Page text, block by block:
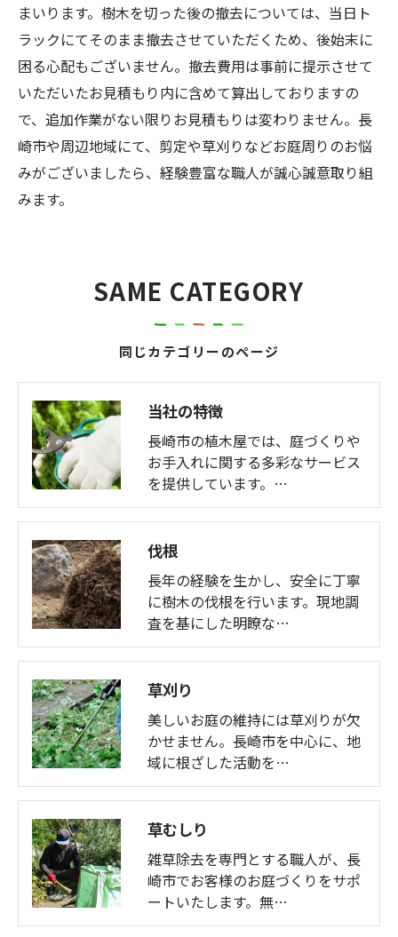
まいります。樹木を切った後の撤去については、当日ト
ラックにてそのまま撤去させていただくため、後始末に
困る心配もございません。撤去費用は事前に提示させて
いただいたお見積もり内に含めて算出しておりますの
で、追加作業がない限りお見積もりは変わりません。長
崎市や周辺地域にて、剪定や草刈りなどお庭周りのお悩
みがございましたら、経験豊富な職人が誠心誠意取り組
みます。
同じカテゴリーのページ
SAME CATEGORY
当社の特徴
長崎市の植木屋では、庭づくりや
お手入れに関する多彩なサービス
を提供しています。…
伐根
長年の経験を生かし、安全に丁寧
に樹木の伐根を行います。現地調
査を基にした明瞭な…
草刈り
美しいお庭の維持には草刈りが欠
かせません。長崎市を中心に、地
域に根ざした活動を…
草むしり
雑草除去を専門とする職人が、長
崎市でお客様のお庭づくりをサポ
ートいたします。無…